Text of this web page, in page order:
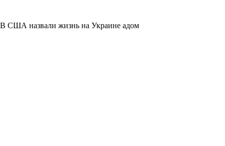
В США назвали жизнь на Украине адом